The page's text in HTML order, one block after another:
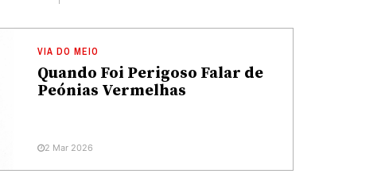
VIA DO MEIO
Quando Foi Perigoso Falar de
Peónias Vermelhas
2 Mar 2026